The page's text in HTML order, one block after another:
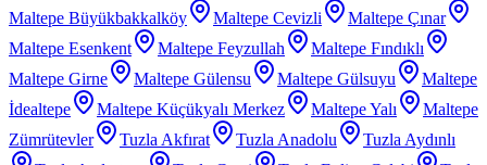
Maltepe Büyükbakkalköy
Maltepe Cevizli
Maltepe Çınar
Maltepe Esenkent
Maltepe Feyzullah
Maltepe Fındıklı
Maltepe Girne
Maltepe Gülensu Maltepe Gülsuyu
Maltepe
İdealtepe
Maltepe Küçükyalı Merkez Maltepe Yalı
Maltepe
Zümrütevler
Tuzla Akfırat Tuzla Anadolu
Tuzla Aydınlı